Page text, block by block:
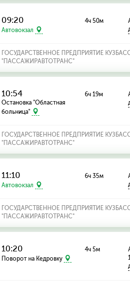
09:20
Автовокзал
4ч 50м
ГОСУДАРСТВЕННОЕ ПРЕДПРИЯТИЕ
"ПАССАЖИРАВТОТРАНС"
10:54
Остановка "Областная
больница"
6ч 19м
ГОСУДАРСТВЕННОЕ ПРЕДПРИЯТИЕ
"ПАССАЖИРАВТОТРАНС"
11:10
Автовокзал
6ч 35м
ГОСУДАРСТВЕННОЕ ПРЕДПРИЯТИЕ
"ПАССАЖИРАВТОТРАНС"
10:20
Поворот на Кедровку
4ч 5м